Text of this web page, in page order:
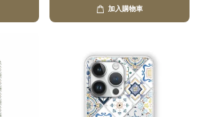
加入購物車